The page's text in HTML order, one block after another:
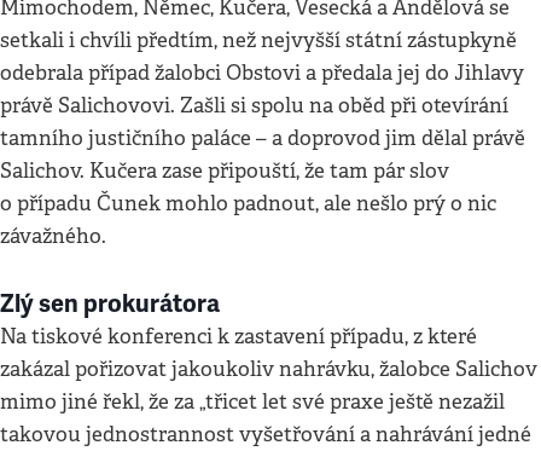
Mimochodem, Němec, Kučera, Vesecká a Andělová se
setkali i chvíli předtím, než nejvyšší státní zástupkyně
odebrala případ žalobci Obstovi a předala jej do Jihlavy
právě Salichovovi. Zašli si spolu na oběd při otevírání
tamního justičního paláce – a doprovod jim dělal právě
Salichov. Kučera zase připouští, že tam pár slov
o případu Čunek mohlo padnout, ale nešlo prý o nic
závažného.
Zlý sen prokurátora
Na tiskové konferenci k zastavení případu, z které
zakázal pořizovat jakoukoliv nahrávku, žalobce Salichov
mimo jiné řekl, že za „třicet let své praxe ještě nezažil
takovou jednostrannost vyšetřování a nahrávání jedné